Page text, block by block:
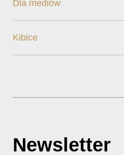
Dla mediów
Kibice
Newsletter